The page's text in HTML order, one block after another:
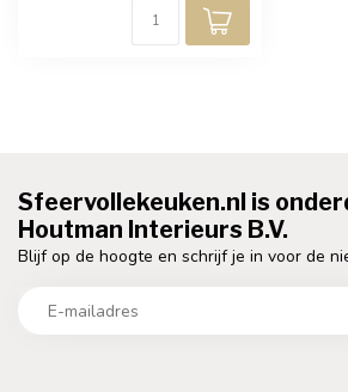
Sfeervollekeuken.nl is
Houtman Interieurs B.V.
Blijf op de hoogte en schrijf je in voor de